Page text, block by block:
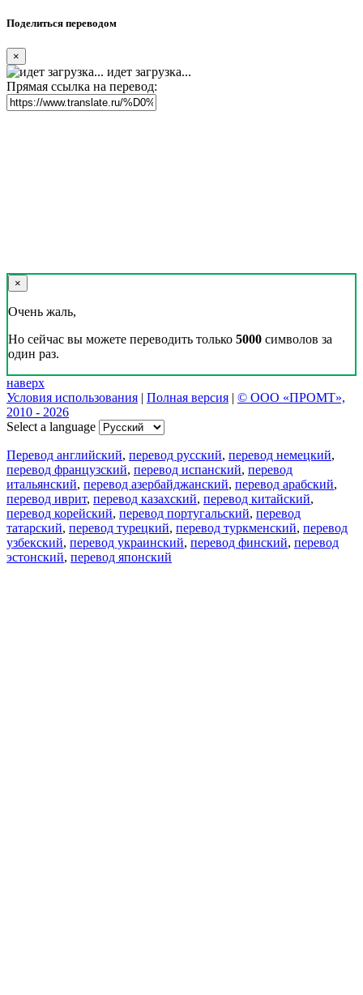
Поделиться переводом
×
идет загрузка...
Прямая ссылка на перевод:
×
Очень жаль,
Но сейчас вы можете переводить только 5000 символов за
один раз.
наверх
Условия использования | Полная версия | © ООО «ПРОМТ»,
2010 - 2026
Select a language
Перевод английский, перевод русский, перевод немецкий,
перевод французский, перевод испанский, перевод
итальянский, перевод азербайджанский, перевод арабский,
перевод иврит, перевод казахский, перевод китайский,
перевод корейский, перевод португальский, перевод
татарский, перевод турецкий, перевод туркменский, перевод
узбекский, перевод украинский, перевод финский, перевод
эстонский, перевод японский